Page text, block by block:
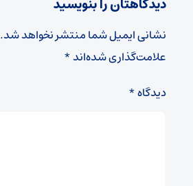
دیدگاهتان را بنویسید
نشانی ایمیل شما منتشر نخواهد شد.
علامت‌گذاری شده‌اند*
دیدگاه*